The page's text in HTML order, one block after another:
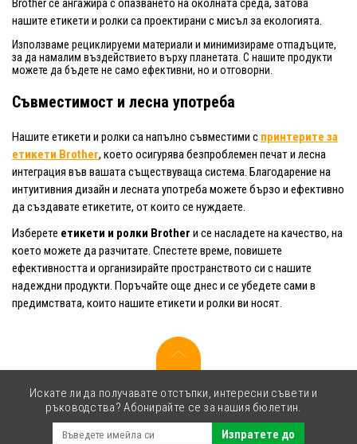
Brother се ангажира с опазването на околната среда, затова
нашите етикети и ролки са проектирани с мисъл за екологията.
Използваме рециклируеми материали и минимизираме отпадъците,
за да намалим въздействието върху планетата. С нашите продукти
можете да бъдете не само ефективни, но и отговорни.
Съвместимост и лесна употреба
Нашите етикети и ролки са напълно съвместими с принтерите за
етикети Brother, което осигурява безпроблемен печат и лесна
интеграция във вашата съществуваща система. Благодарение на
интуитивния дизайн и лесната употреба можете бързо и ефективно
да създавате етикетите, от които се нуждаете.
Изберете етикети и ролки Brother и се насладете на качество, на
което можете да разчитате. Спестете време, повишете
ефективността и организирайте пространството си с нашите
надеждни продукти. Поръчайте още днес и се убедете сами в
предимствата, които нашите етикети и ролки ви носят.
Искате ли да получавате отстъпки, интересни съвети и
ръководства? Абонирайте се за нашия бюлетин.
Изпратете до